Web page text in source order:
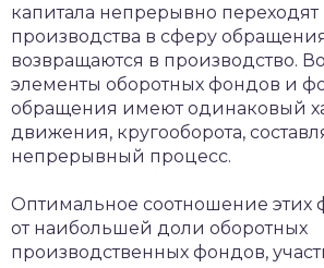
капитала непрерывно
производства в сферу
возвращаются в производство.
элементы оборотных фондов и
обращения имеют одинаковый
движения, кругооборота,
непрерывный процесс.
Оптимальное соотношение этих
от наибольшей доли оборотных
производственных фондов,